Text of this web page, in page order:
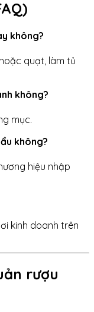
không?
quạt, làm tủ
không?
mục.
không?
hiệu nhập
kinh doanh trên
rượu